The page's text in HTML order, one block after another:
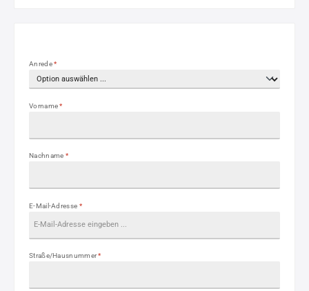
Anrede*
Vorname*
Nachname *
E-Mail-Adresse *
Straße/Hausnummer*